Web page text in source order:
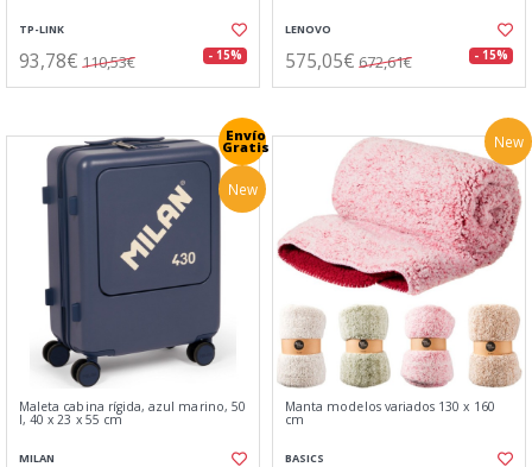
TP-LINK
93,78€ 110,53€ - 15%
LENOVO
575,05€ 672,61€ - 15%
Envío
Gratis
New
Maleta cabina rígida, azul marino, 50
l, 40 x 23 x 55 cm
MILAN
New
Manta modelos variados 130 x 160
cm
BASICS